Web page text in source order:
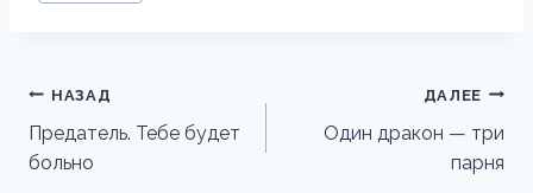
Навигация
по
записям
НАЗАД
Предатель. Тебе будет
больно
ДАЛЕЕ
Один дракон — три
парня